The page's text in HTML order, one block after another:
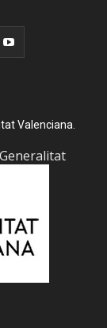
Valenciana.